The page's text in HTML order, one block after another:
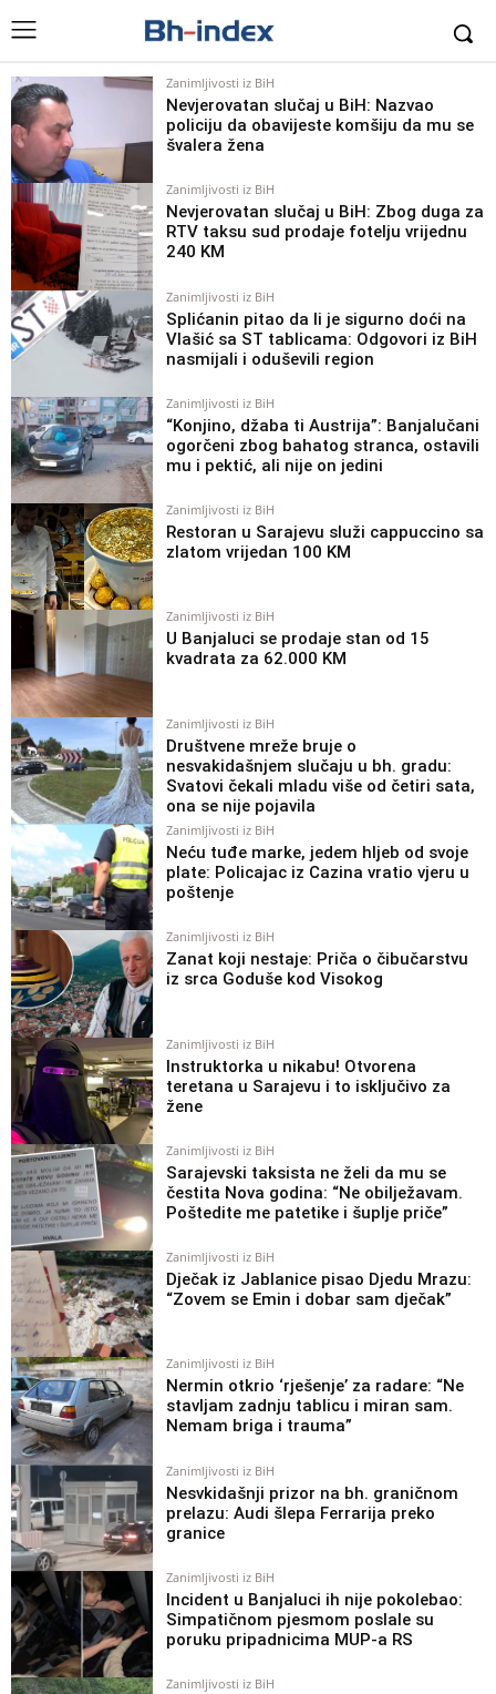
Zanimljivosti iz BiH
Nevjerovatan slučaj u BiH: Nazvao
policiju da obavijeste komšiju da mu se
švalera žena
Zanimljivosti iz BiH
Nevjerovatan slučaj u BiH: Zbog duga za
RTV taksu sud prodaje fotelju vrijednu
240 KM
Zanimljivosti iz BiH
Splićanin pitao da li je sigurno doći na
Vlašić sa ST tablicama: Odgovori iz BiH
nasmijali i oduševili region
Zanimljivosti iz BiH
“Konjino, džaba ti Austrija”: Banjalučani
ogorčeni zbog bahatog stranca, ostavili
mu i pektić, ali nije on jedini
Zanimljivosti iz BiH
Restoran u Sarajevu služi cappuccino sa
zlatom vrijedan 100 KM
Zanimljivosti iz BiH
U Banjaluci se prodaje stan od 15
kvadrata za 62.000 KM
Zanimljivosti iz BiH
Društvene mreže bruje o
nesvakidašnjem slučaju u bh. gradu:
Svatovi čekali mladu više od četiri sata,
ona se nije pojavila
Zanimljivosti iz BiH
Neću tuđe marke, jedem hljeb od svoje
plate: Policajac iz Cazina vratio vjeru u
poštenje
Zanimljivosti iz BiH
Zanat koji nestaje: Priča o čibučarstvu
iz srca Goduše kod Visokog
Zanimljivosti iz BiH
Instruktorka u nikabu! Otvorena
teretana u Sarajevu i to isključivo za
žene
Zanimljivosti iz BiH
Sarajevski taksista ne želi da mu se
čestita Nova godina: “Ne obilježavam.
Poštedite me patetike i šuplje priče”
Zanimljivosti iz BiH
Dječak iz Jablanice pisao Djedu Mrazu:
“Zovem se Emin i dobar sam dječak”
Zanimljivosti iz BiH
Nermin otkrio ‘rješenje’ za radare: “Ne
stavljam zadnju tablicu i miran sam.
Nemam briga i trauma”
Zanimljivosti iz BiH
Nesvkidašnji prizor na bh. graničnom
prelazu: Audi šlepa Ferrarija preko
granice
Zanimljivosti iz BiH
Incident u Banjaluci ih nije pokolebao:
Simpatičnom pjesmom poslale su
poruku pripadnicima MUP-a RS
Zanimljivosti iz BiH